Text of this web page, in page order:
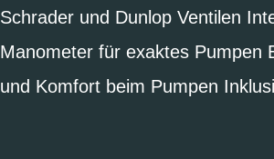
Schrader und Dunlop Ventilen
Manometer für exaktes Pumpen
und Komfort beim Pumpen